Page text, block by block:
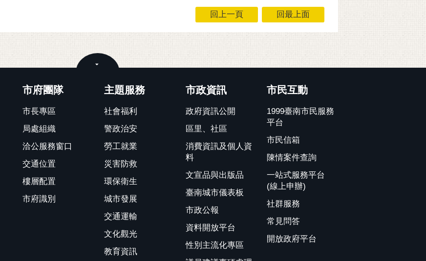
回上一頁 回最上面
市府團隊
市長專區
局處組織
洽公服務窗口
交通位置
樓層配置
市府識別
主題服務
社會福利
警政治安
勞工就業
災害防救
環保衛生
城市發展
交通運輸
文化觀光
教育資訊
市政資訊
政府資訊公開
區里、社區
消費資訊及個人資
料
文宣品與出版品
臺南城市儀表板
市政公報
資料開放平台
性別主流化專區
市民互動
1999臺南市民服務
平台
市民信箱
陳情案件查詢
一站式服務平台
(線上申辦)
社群服務
常見問答
開放政府平台